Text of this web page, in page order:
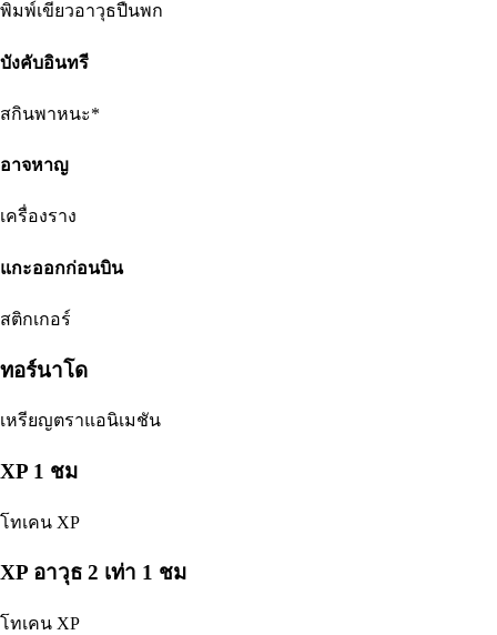
พิมพ์เขียวอาวุธปืนพก
บังคับอินทรี
สกินพาหนะ*
อาจหาญ
เครื่องราง
แกะออกก่อนบิน
สติกเกอร์
ทอร์นาโด
เหรียญตราแอนิเมชัน
XP 1 ชม
โทเคน XP
XP อาวุธ 2 เท่า 1 ชม
โทเคน XP